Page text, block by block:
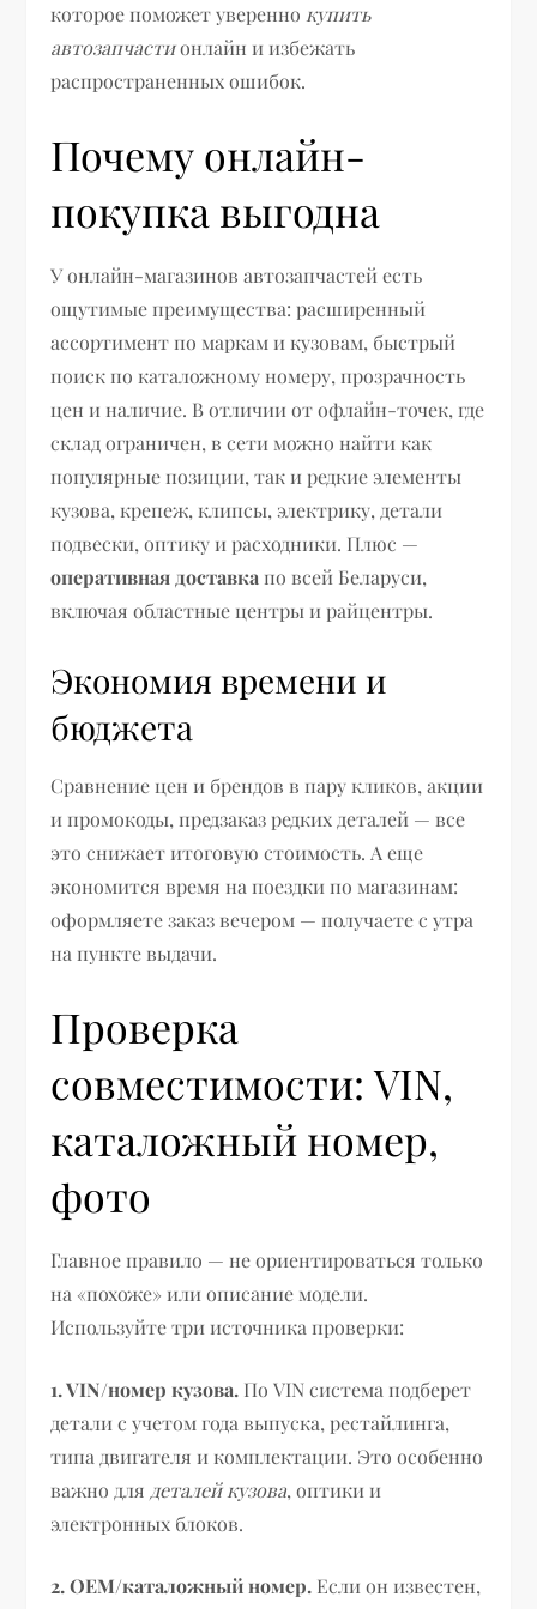
которое поможет уверенно купить
автозапчастионлайн и избежать
распространенных ошибок.
Почему онлайн-
покупка выгодна
У онлайн-магазинов автозапчастей есть
ощутимые преимущества: расширенный
ассортимент по маркам и кузовам, быстрый
поиск по каталожному номеру, прозрачность
цен и наличие. В отличии от офлайн-точек, где
склад ограничен, в сети можно найти как
популярные позиции, так и редкие элементы
кузова, крепеж, клипсы, электрику, детали
подвески, оптику и расходники. Плюс —
оперативная доставка по всей Беларуси,
включая областные центры и райцентры.
Экономия времени и
бюджета
Сравнение цен и брендов в пару кликов, акции
и промокоды, предзаказ редких деталей — все
это снижает итоговую стоимость. А еще
экономится время на поездки по магазинам:
оформляете заказ вечером — получаете с утра
на пункте выдачи.
Проверка
совместимости: VIN,
каталожный номер,
фото
Главное правило — не ориентироваться только
на «похоже» или описание модели.
Используйте три источника проверки:
1. VIN/номер кузова. По VIN система подберет
детали с учетом года выпуска, рестайлинга,
типа двигателя и комплектации. Это особенно
важно для деталей кузова, оптики и
электронных блоков.
2. ОЕМ/каталожный номер. Если он известен,